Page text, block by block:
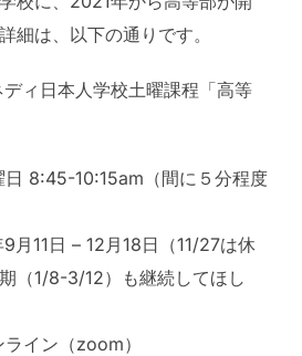
細は、以下の通りです。
ィ日本人学校土曜課程「高等
日 8:45-10:15am（間に５分程度
11日 – 12月18日（11/27は休
（1/8-3/12）も継続してほし
イン（zoom）